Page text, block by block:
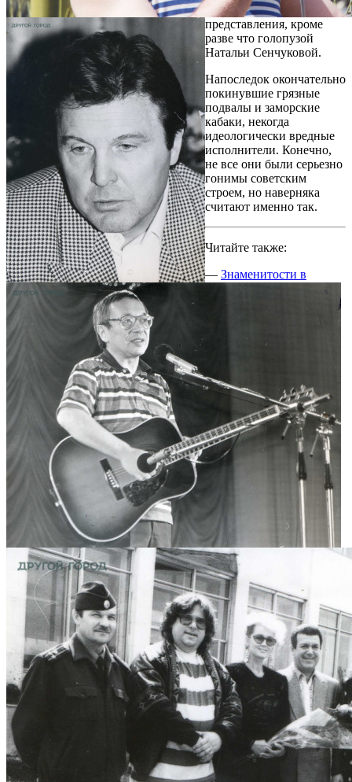
представления, кроме
разве что голопузой
Натальи Сенчуковой.
Напоследок окончательно
покинувшие грязные
подвалы и заморские
кабаки, некогда
идеологически вредные
исполнители. Конечно,
не все они были серьезно
гонимы советским
строем, но наверняка
считают именно так.
Читайте также:
— Знаменитости в